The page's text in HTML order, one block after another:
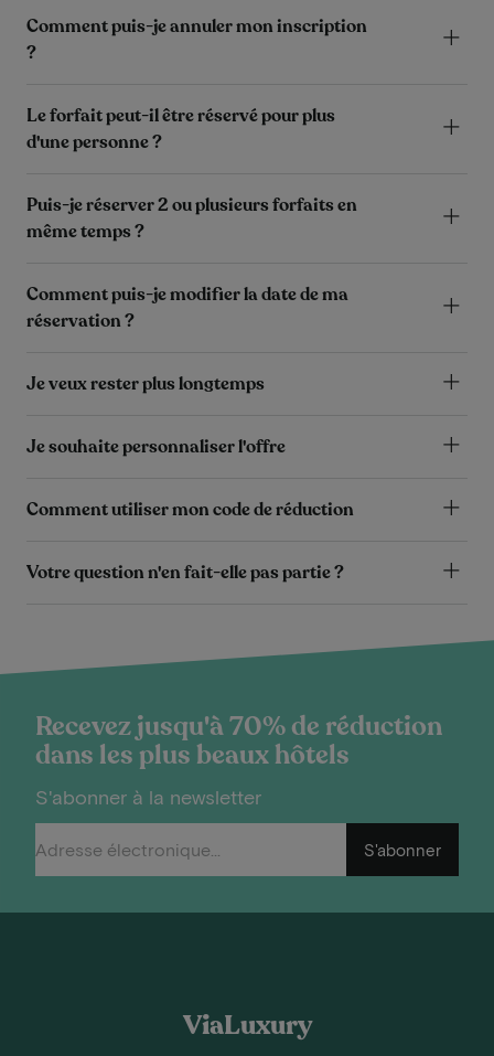
Comment puis-je annuler mon inscription
?
Le forfait peut-il être réservé pour plus
d'une personne ?
Puis-je réserver 2 ou plusieurs forfaits en
même temps ?
Comment puis-je modifier la date de ma
réservation ?
Je veux rester plus longtemps
Je souhaite personnaliser l'offre
Comment utiliser mon code de réduction
Votre question n'en fait-elle pas partie ?
Recevez jusqu'à 70% de réduction
dans les plus beaux hôtels
S'abonner à la newsletter
S'abonner
ViaLuxury